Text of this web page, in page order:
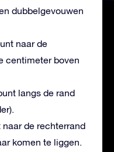
dubbelgevouwen
naar de
centimeter boven
langs de rand
de rechterrand
komen te liggen.